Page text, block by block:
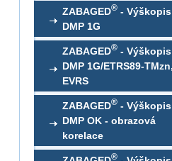
ZABAGED® -
DMP 1G
ZABAGED® -
DMP 1G/ETRS89-TMzn,
EVRS
ZABAGED® -
DMP OK - obrazová
korelace
®